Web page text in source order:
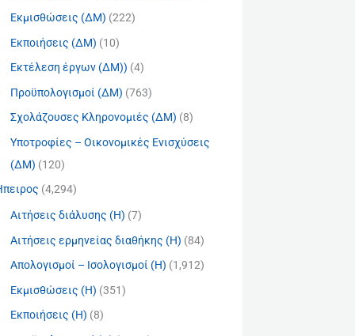
Εκμισθώσεις (ΔΜ) (222)
Εκποιήσεις (ΔΜ) (10)
Εκτέλεση έργων (ΔΜ)) (4)
Προϋπολογισμοί (ΔΜ) (763)
Σχολάζουσες Κληρονομιές (ΔΜ) (8)
Υποτροφίες – Οικονομικές Ενισχύσεις
(ΔΜ) (120)
(4,294)
Αιτήσεις διάλυσης (Η) (7)
Αιτήσεις ερμηνείας διαθήκης (Η) (84)
Απολογισμοί – Ισολογισμοί (Η) (1,912)
Εκμισθώσεις (Η) (351)
Εκποιήσεις (Η) (8)